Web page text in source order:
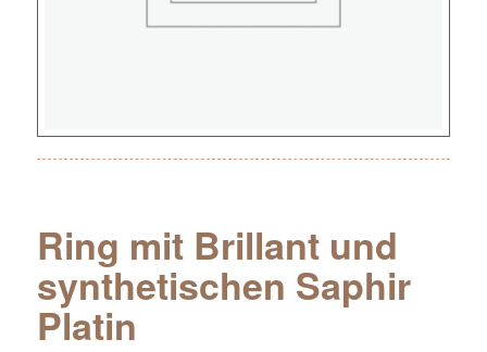
Ring mit Brillant und
synthetischen Saphir
Platin